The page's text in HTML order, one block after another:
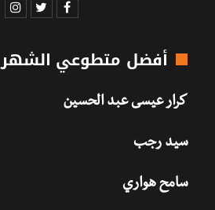
أفضل متطوعي الشهر
كرار عيسى عبد الحسين
سيد رجب
سامح هواري